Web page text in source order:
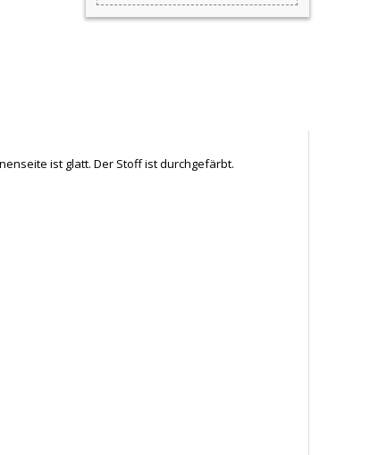
ist glatt. Der Stoff ist durchgefärbt.